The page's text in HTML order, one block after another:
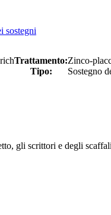
sostegni
Trattamento:Zinco-
Tipo:
Sostegno
gli scrittori e degli scaffali